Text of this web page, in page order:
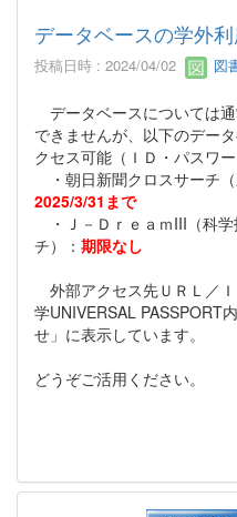
データベースの学外
投稿日時 : 2024/04/02 図
データベースについては
できませんが、以下のデー
クセス可能（ＩＤ・パスワー
・朝日新聞クロスサーチ
2025/3/31まで
・Ｊ－ＤｒｅａｍIII（科
チ）： 期限なし
外部アクセス先ＵＲＬ／
学UNIVERSAL PASSPORT
せ」に表示しています。
どうぞご活用ください。